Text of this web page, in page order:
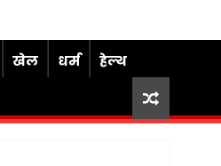
खेल धर्म हेल्थ